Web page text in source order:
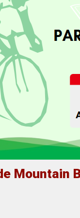
Mountain